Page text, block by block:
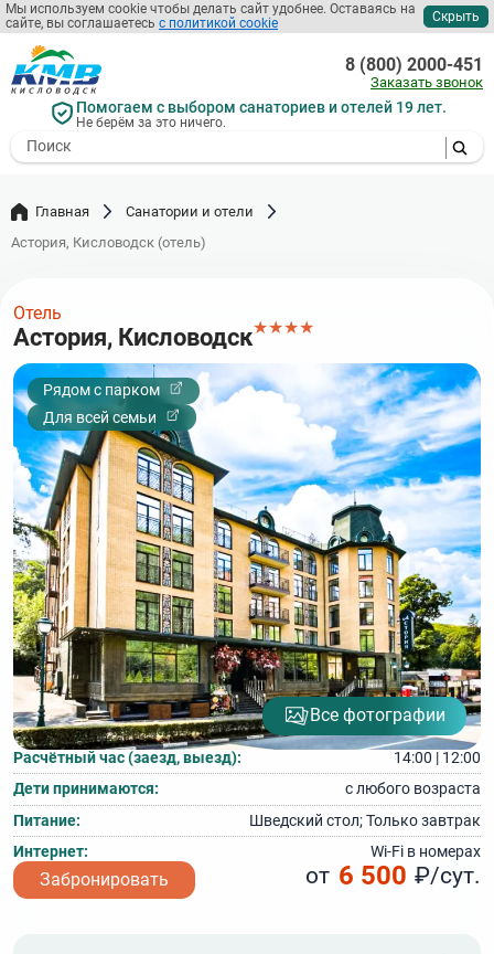
Мы используем cookie чтобы делать сайт удобнее. Оставаясь на
сайте, вы соглашаетесь с политикой cookie Скрыть
Перейти
к
основному
содержанию
Помогаем с выбором санаториев и отелей 19 лет.
Не берём за это ничего.
- I agree to the processing of my
8 (800) 2000-451
Заказать звонок
Главная
Санатории и отели
Астория, Кисловодск (отель)
Отель
Астория, Кисловодск★★★★
Рядом с парком
Для всей семьи
Все фотографии
Расчётный час (заезд, выезд):
14:00 | 12:00
Дети принимаются:
с любого возраста
Питание:
Шведский стол; Только завтрак
Интернет:
Wi‑Fi в номерах
Забронировать от 6 500 ₽/сут.